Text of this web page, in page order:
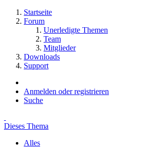
Startseite
Forum
Unerledigte Themen
Team
Mitglieder
Downloads
Support
Anmelden oder registrieren
Suche
Dieses Thema
Alles